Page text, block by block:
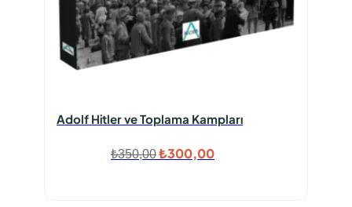
Adolf Hitler ve Toplama Kampları
₺350,00Orijinal
₺300,00Şu